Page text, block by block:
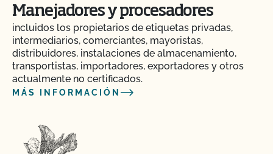
Manejadores y procesadores
incluidos los propietarios de etiquetas privadas,
intermediarios, comerciantes, mayoristas,
distribuidores, instalaciones de almacenamiento,
transportistas, importadores, exportadores y otros
actualmente no certificados.
MÁS INFORMACIÓN